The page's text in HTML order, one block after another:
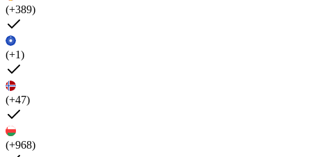
(+389)
(+1)
(+47)
(+968)